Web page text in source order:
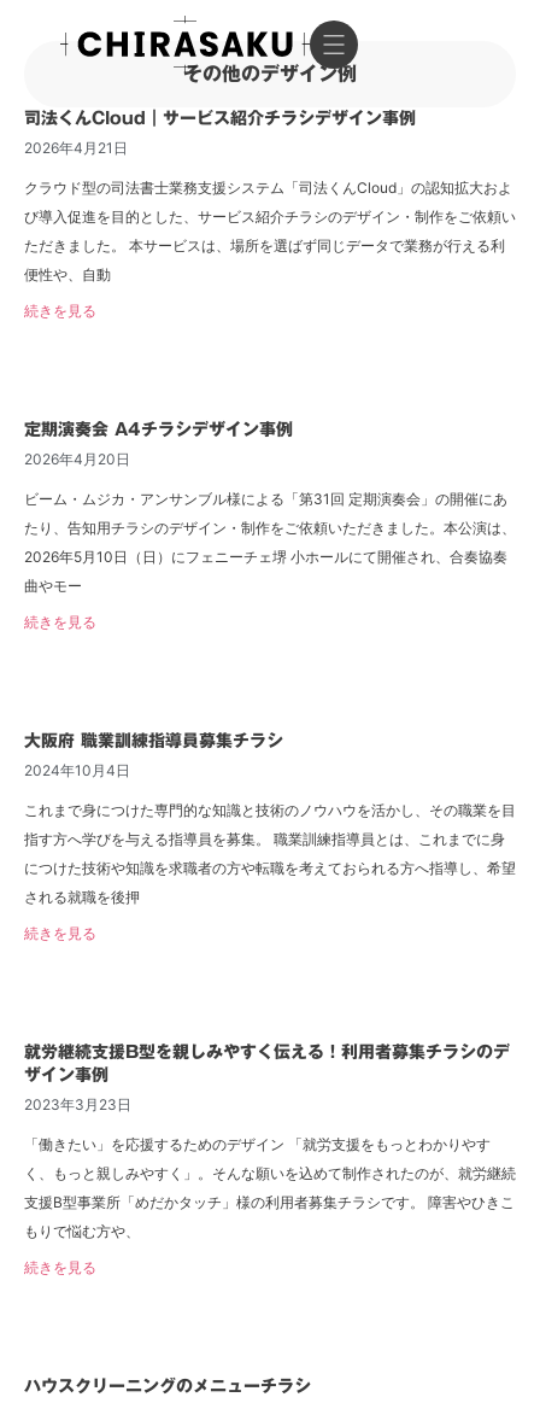
その他のデザイン例
司法くんCloud｜サービス紹介チラシデザイン事例
2026年4月21日
クラウド型の司法書士業務支援システム「司法くんCloud」の認知拡大およ
び導入促進を目的とした、サービス紹介チラシのデザイン・制作をご依頼い
ただきました。 本サービスは、場所を選ばず同じデータで業務が行える利
便性や、自動
続きを見る
定期演奏会 A4チラシデザイン事例
2026年4月20日
ビーム・ムジカ・アンサンブル様による「第31回 定期演奏会」の開催にあ
たり、告知用チラシのデザイン・制作をご依頼いただきました。本公演は、
2026年5月10日（日）にフェニーチェ堺 小ホールにて開催され、合奏協奏
曲やモー
続きを見る
大阪府 職業訓練指導員募集チラシ
2024年10月4日
これまで身につけた専門的な知識と技術のノウハウを活かし、その職業を目
指す方へ学びを与える指導員を募集。 職業訓練指導員とは、これまでに身
につけた技術や知識を求職者の方や転職を考えておられる方へ指導し、希望
される就職を後押
続きを見る
就労継続支援B型を親しみやすく伝える！利用者募集チラシのデ
ザイン事例
2023年3月23日
「働きたい」を応援するためのデザイン 「就労支援をもっとわかりやす
く、もっと親しみやすく」。そんな願いを込めて制作されたのが、就労継続
支援B型事業所「めだかタッチ」様の利用者募集チラシです。 障害やひきこ
もりで悩む方や、
続きを見る
ハウスクリーニングのメニューチラシ